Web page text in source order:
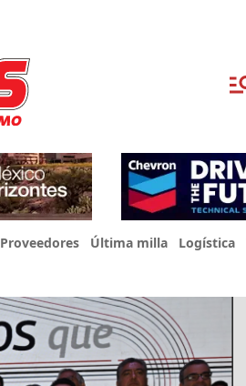
Proveedores Última milla Logística